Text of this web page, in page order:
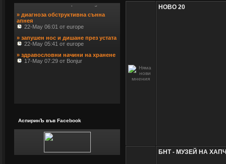
» диагноза обструктивна сънна
22-May 06:01 от europe
» запушен нос и дишане през устата
» здравословни начини на хранене
АспиринЪ във Facebook
НОВО 20
БНТ - МУЗЕЙ НА